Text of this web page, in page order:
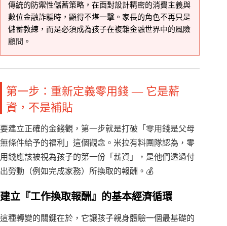
傳統的防禦性儲蓄策略，在面對設計精密的消費主義與
數位金融詐騙時，顯得不堪一擊。家長的角色不再只是
儲蓄教練，而是必須成為孩子在複雜金融世界中的風險
顧問。
第一步：重新定義零用錢 — 它是薪
資，不是補貼
要建立正確的金錢觀，第一步就是打破「零用錢是父母
無條件給予的福利」這個觀念。米拉有料團隊認為，零
用錢應該被視為孩子的第一份「薪資」，是他們透過付
出勞動（例如完成家務）所換取的報酬。💰
建立『工作換取報酬』的基本經濟循環
這種轉變的關鍵在於，它讓孩子親身體驗一個最基礎的